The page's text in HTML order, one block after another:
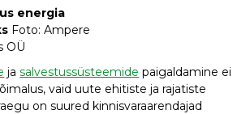
energia
Foto: Ampere
OÜ
jasalvestussüsteemide paigaldamine ei
vaid uute ehitiste ja rajatiste
on suured kinnisvaraarendajad